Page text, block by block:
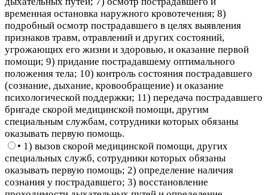
временная остановка наружного кровотечения; 8)
подробный осмотр пострадавшего в целях выявления
признаков травм, отравлений и других состояний,
угрожающих его жизни и здоровью, и оказание первой
помощи; 9) придание пострадавшему оптимального
положения тела; 10) контроль состояния пострадавшего
(сознание, дыхание, кровообращение) и оказание
психологической поддержки; 11) передача пострадавшего
бригаде скорой медицинской помощи, другим
специальным службам, сотрудники которых обязаны
оказывать первую помощь.
• 1) вызов скорой медицинской помощи, других
специальных служб, сотрудники которых обязаны
оказывать первую помощь; 2) определение наличия
сознания у пострадавшего; 3) восстановление